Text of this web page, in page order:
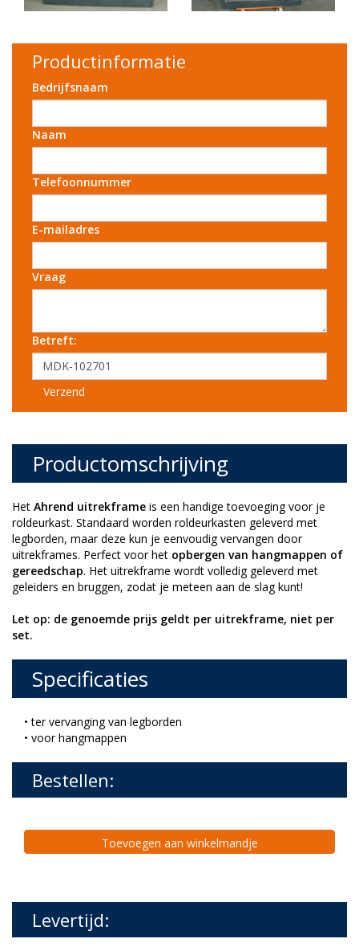
Productinformatie
Bedrijfsnaam
Naam
Telefoonnummer
E-mailadres
Vraag
Betreft:
Verzend
Productomschrijving
Het Ahrend uitrekframe is een handige toevoeging voor je
roldeurkast. Standaard worden roldeurkasten geleverd met
legborden, maar deze kun je eenvoudig vervangen door
uitrekframes. Perfect voor het opbergen van hangmappen of
gereedschap. Het uitrekframe wordt volledig geleverd met
geleiders en bruggen, zodat je meteen aan de slag kunt!
Let op: de genoemde prijs geldt per uitrekframe, niet per
set.
Specificaties
• ter vervanging van legborden
• voor hangmappen
Bestellen:
Toevoegen aan winkelmandje
Levertijd: